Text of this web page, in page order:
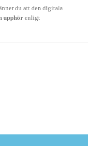
du att den digitala
upphör enligt